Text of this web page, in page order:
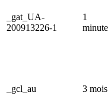
_gat_UA-
200913226-1
1
minute
_gcl_au 3 mois